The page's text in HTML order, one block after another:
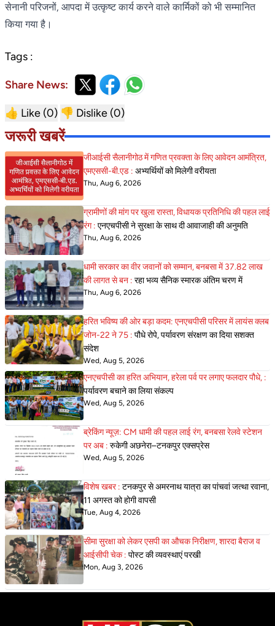
सेनानी परिजनों, आपदा में उत्कृष्ट कार्य करने वाले कार्मिकों को भी सम्मानित
किया गया है।
Tags :
Share News:
👍 Like (0) 👎 Dislike (0)
जरूरी खबरें
जीआईसी सैलानीगोठ में गणित प्रवक्ता के लिए आवेदन आमंत्रित,
एमएससी-बी.एड : अभ्यर्थियों को मिलेगी वरीयता
Thu, Aug 6, 2026
ग्रामीणों की मांग पर खुला रास्ता, विधायक प्रतिनिधि की पहल लाई
रंग : एनएचपीसी ने सुरक्षा के साथ दी आवाजाही की अनुमति
Thu, Aug 6, 2026
धामी सरकार का वीर जवानों को सम्मान, बनबसा में 37.82 लाख
की लागत से बन : रहा भव्य सैनिक स्मारक अंतिम चरण में
Thu, Aug 6, 2026
हरित भविष्य की ओर बड़ा कदम: एनएचपीसी परिसर में लायंस क्लब
जोन-22 ने 75 : पौधे रोपे, पर्यावरण संरक्षण का दिया सशक्त
संदेश
Wed, Aug 5, 2026
एनएचपीसी का हरित अभियान, हरेला पर्व पर लगाए फलदार पौधे, :
पर्यावरण बचाने का लिया संकल्प
Wed, Aug 5, 2026
ब्रेकिंग न्यूज़: CM धामी की पहल लाई रंग, बनबसा रेलवे स्टेशन
पर अब : रुकेगी अछनेरा–टनकपुर एक्सप्रेस
Wed, Aug 5, 2026
विशेष खबर : टनकपुर से अमरनाथ यात्रा का पांचवां जत्था रवाना,
11 अगस्त को होगी वापसी
Tue, Aug 4, 2026
सीमा सुरक्षा को लेकर एसपी का औचक निरीक्षण, शारदा बैराज व
आईसीपी चेक : पोस्ट की व्यवस्थाएं परखी
Mon, Aug 3, 2026